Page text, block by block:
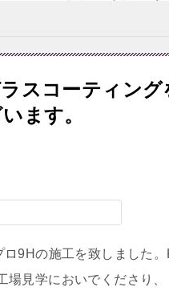
スコーティング
ます。
9Hの施工を致しました
見学においでくださり、